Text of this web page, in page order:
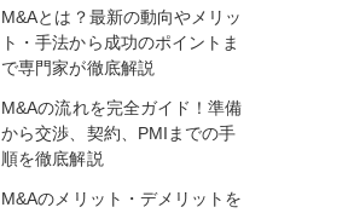
M&Aとは？最新の動向やメリッ
ト・手法から成功のポイントま
で専門家が徹底解説
M&Aの流れを完全ガイド！準備
から交渉、契約、PMIまでの手
順を徹底解説
M&Aのメリット・デメリットを